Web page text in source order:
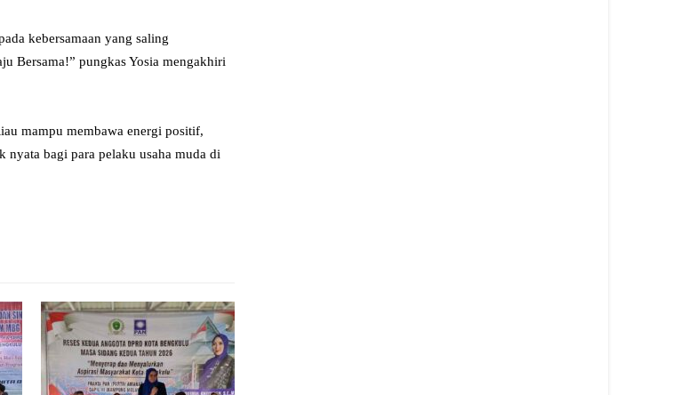
kebersamaan yang saling
Bersama!” pungkas Yosia mengakhiri
mampu membawa energi positif,
nyata bagi para pelaku usaha muda di